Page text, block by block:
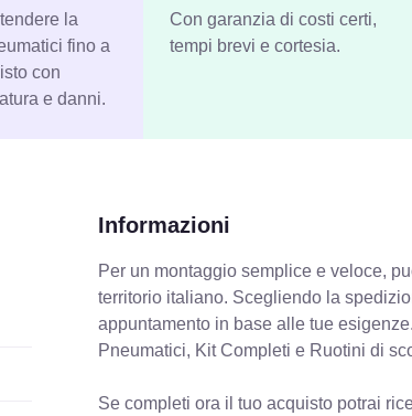
la
fino a
con
e danni.
Con garanzia di costi certi,
tempi brevi e cortesia.
Informazioni
Per un montaggio semplice e veloce,
territorio italiano. Scegliendo la
appuntamento in base alle tue
Pneumatici, Kit Completi e Ruotini di
Se completi ora il tuo acquisto potrai